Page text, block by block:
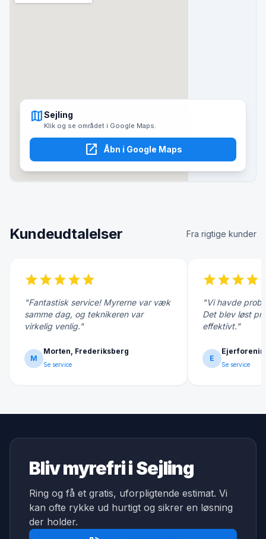
mapSejling
Klik og se området i Google Maps.
open_in_new Åbn i Google Maps
Kundeudtalelser Fra rigtige kunder
starstarstarstarstar
"Fantastisk service! Myrerne var væk
samme dag, og teknikeren var
virkelig venlig."
M
Morten, Frederiksberg
Se service
starstarstarstar
"Vi havde
Det blev løst
effektivt."
E
Se service
Bliv myrefri i Sejling
Ring og få et gratis, uforpligtende estimat. Vi
kan ofte rykke ud hurtigt og sikrer en løsning
der holder.